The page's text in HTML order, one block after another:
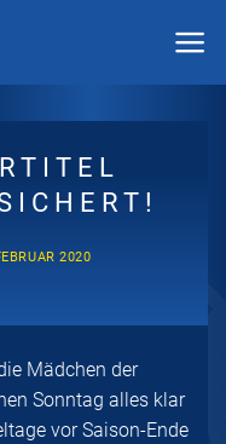
2020
Mädchen der
Sonntag alles klar
vor Saison-Ende